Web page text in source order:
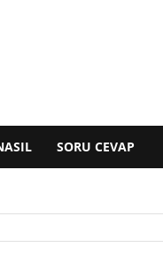
SORU CEVAP